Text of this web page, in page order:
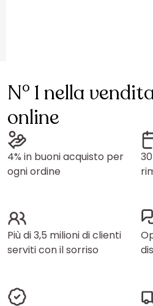
N° 1 nella
online
4% in buoni acquisto per
ogni ordine
Più di 3,5 milioni di clienti
serviti con il sorriso